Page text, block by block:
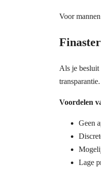
Voor
Als je besluit
Voordelen
Geen
Lage